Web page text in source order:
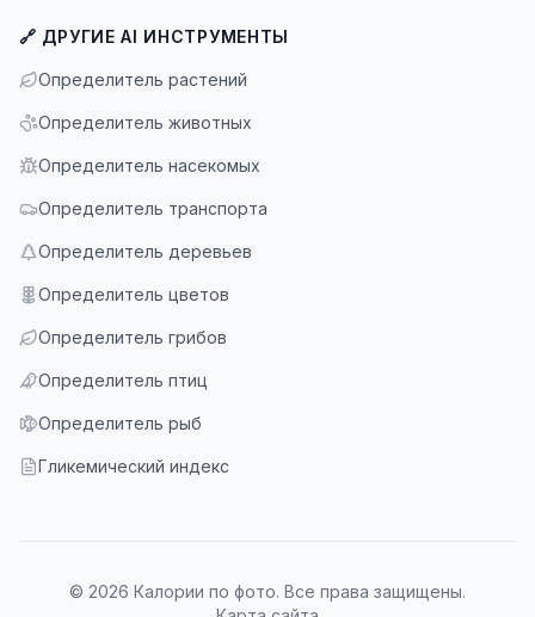
🔗 ДРУГИЕ AI ИНСТРУМЕНТЫ
Определитель растений
Определитель животных
Определитель насекомых
Определитель транспорта
Определитель деревьев
Определитель цветов
Определитель грибов
Определитель птиц
Определитель рыб
Гликемический индекс
© 2026 Калории по фото. Все права защищены.